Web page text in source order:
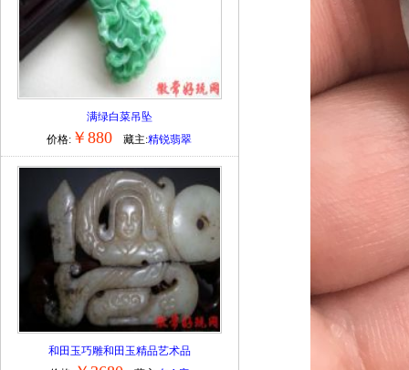
满绿白菜吊坠
价格: ￥880 藏主:精锐翡翠
和田玉巧雕和田玉精品艺术品